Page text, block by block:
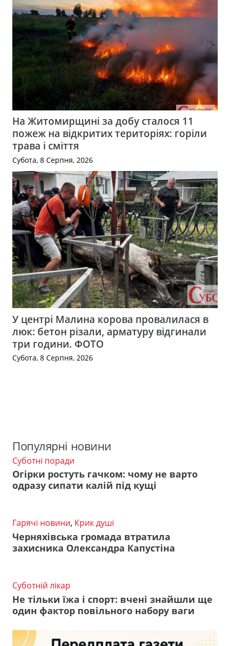
На Житомирщині за добу сталося 11
пожеж на відкритих територіях: горіли
трава і сміття
Субота, 8 Серпня, 2026
У центрі Малина корова провалилася в
люк: бетон різали, арматуру відгинали
три години. ФОТО
Субота, 8 Серпня, 2026
Популярні новини
Суботні поради
Огірки ростуть гачком: чому не варто
одразу сипати калій під кущі
Гарячі новини, Крик душі
Черняхівська громада втратила
захисника Олександра Капустіна
Суботній лікар
Не тільки їжа і спорт: вчені знайшли ще
один фактор повільного набору ваги